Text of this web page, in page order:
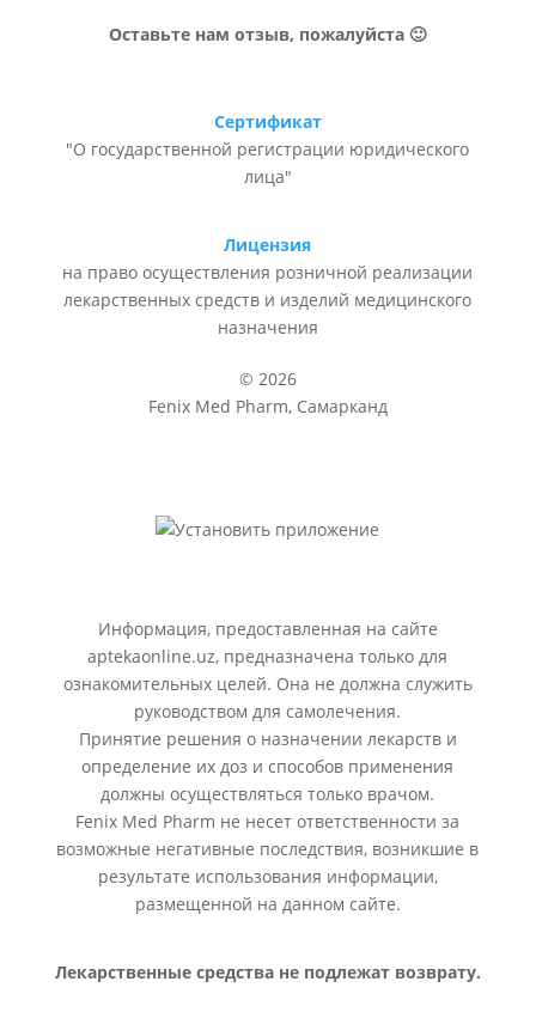
Оставьте нам отзыв, пожалуйста 🙂
Сертификат
"О государственной регистрации юридического
лица"
Лицензия
на право осуществления розничной реализации
лекарственных средств и изделий медицинского
назначения
© 2026
Fenix Med Pharm, Самарканд
Информация, предоставленная на сайте
aptekaonline.uz, предназначена только для
ознакомительных целей. Она не должна служить
руководством для самолечения.
Принятие решения о назначении лекарств и
определение их доз и способов применения
должны осуществляться только врачом.
Fenix Med Pharm не несет ответственности за
возможные негативные последствия, возникшие в
результате использования информации,
размещенной на данном сайте.
Лекарственные средства не подлежат возврату.